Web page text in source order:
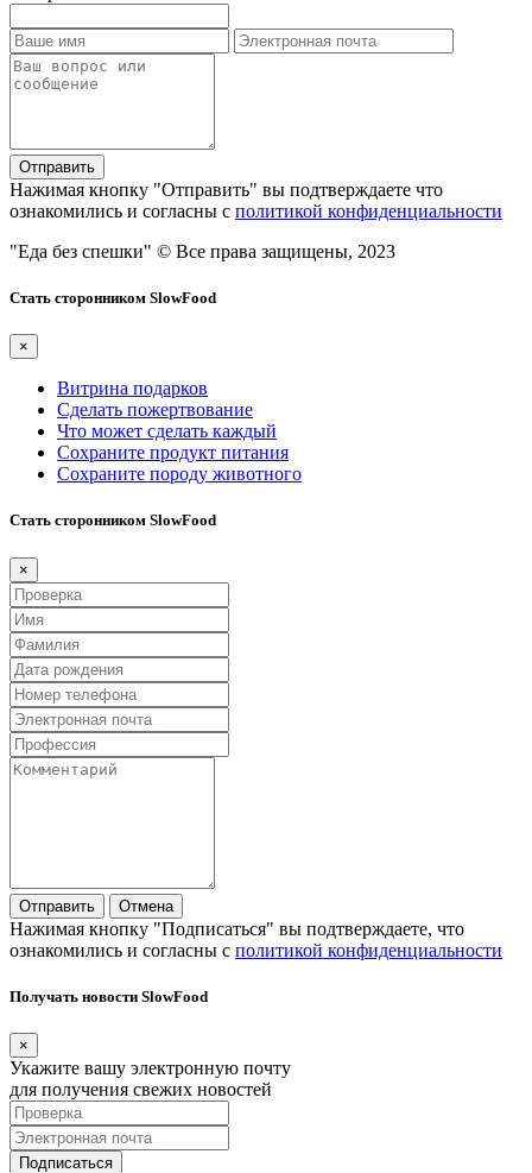
Отправить
Нажимая кнопку "Отправить" вы подтверждаете что
ознакомились и согласны с политикой конфиденциальности
"Еда без спешки" © Все права защищены, 2023
Стать сторонником SlowFood
×
Витрина подарков
Сделать пожертвование
Что может сделать каждый
Сохраните продукт питания
Сохраните породу животного
Стать сторонником SlowFood
×
Отправить Отмена
Нажимая кнопку "Подписаться" вы подтверждаете, что
ознакомились и согласны с политикой конфиденциальности
Получать новости SlowFood
×
Укажите вашу электронную почту
для получения свежих новостей
Подписаться